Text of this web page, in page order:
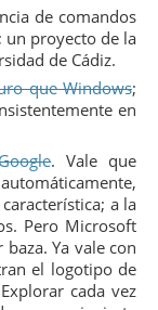
de comandos
un proyecto de la
de Cádiz.
que Windows;
en
. Vale que
a la
Pero Microsoft
Ya vale con
el logotipo de
cada vez